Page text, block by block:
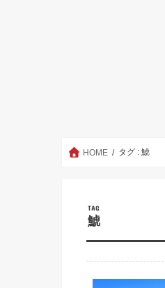
HOME タグ : 鯱
TAG
鯱